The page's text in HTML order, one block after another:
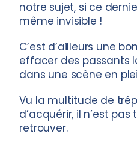
notre sujet, si ce
même invisible !
C’est d’ailleurs une
effacer des passants
dans une scène en
Vu la multitude de
d’acquérir, il n’est
retrouver.